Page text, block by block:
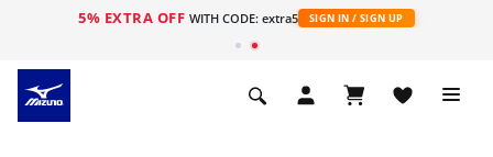
5% EXTRA OFF WITH CODE: extra5 SIGN IN / SIGN UP